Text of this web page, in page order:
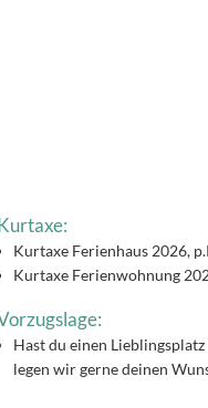
Kurtaxe Ferienhaus 2026,
Kurtaxe Ferienwohnung
Hast du einen
legen wir gerne deinen